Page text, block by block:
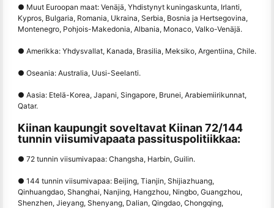
● Muut Euroopan maat: Venäjä, Yhdistynyt kuningaskunta, Irlanti,
Kypros, Bulgaria, Romania, Ukraina, Serbia, Bosnia ja Hertsegovina,
Montenegro, Pohjois-Makedonia, Albania, Monaco, Valko-Venäjä.
● Amerikka: Yhdysvallat, Kanada, Brasilia, Meksiko, Argentiina, Chile.
● Oseania: Australia, Uusi-Seelanti.
● Aasia: Etelä-Korea, Japani, Singapore, Brunei, Arabiemiirikunnat,
Qatar.
Kiinan kaupungit soveltavat Kiinan 72/144
tunnin viisumivapaata passituspolitiikkaa:
● 72 tunnin viisumivapaa: Changsha, Harbin, Guilin.
● 144 tunnin viisumivapaa: Beijing, Tianjin, Shijiazhuang,
Qinhuangdao, Shanghai, Nanjing, Hangzhou, Ningbo, Guangzhou,
Shenzhen, Jieyang, Shenyang, Dalian, Qingdao, Chongqing,